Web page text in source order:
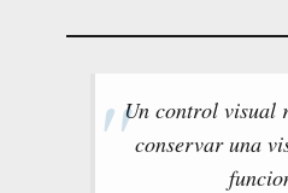
Un control visual
conservar una